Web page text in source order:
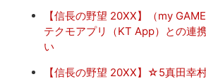
【信長の野望 20XX】（my
テクモアプリ（KT App）との連
い
【信長の野望 20XX】☆5真田幸